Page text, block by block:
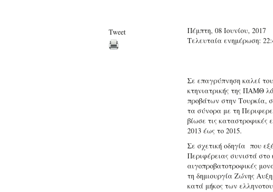
Tweet
Πέμπτη, 08 Ιουνίου, 2017
Τελευταία ενημέρωση:
Σε επαγρύπνηση καλεί
κτηνιατρικής της ΠΑΜΘ
προβάτων στην Τουρκία,
τα σύνορα με τη
βίωσε τις καταστροφικές
2013 έως το 2015.
Σε σχετική οδηγία που
Περιφέρειας συνιστά
αιγοπροβατοτροφικές
τη δημιουργία Ζώνης
κατά μήκος των